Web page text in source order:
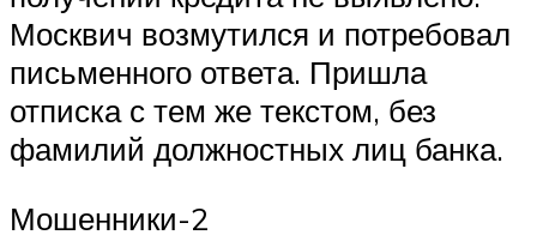
Москвич возмутился и потребовал
письменного ответа. Пришла
отписка с тем же текстом, без
фамилий должностных лиц банка.
Мошенники-2